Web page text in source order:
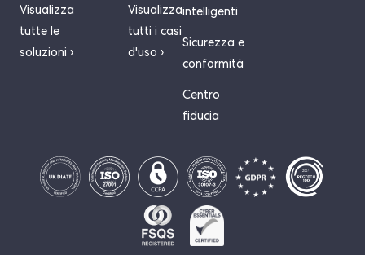
Visualizza
tutte le
soluzioni ›
Visualizza
tutti i casi
d'uso ›
intelligenti
Sicurezza e
conformità
Centro
fiducia